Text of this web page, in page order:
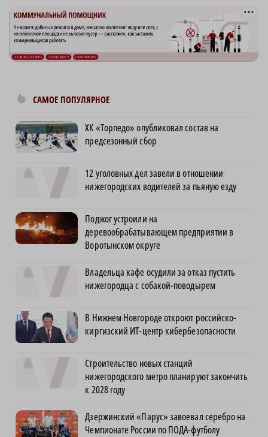
САМОЕ ПОПУЛЯРНОЕ
ХК «Торпедо» опубликовал состав на
предсезонный сбор
12 уголовных дел завели в отношении
нижегородских водителей за пьяную езду
Поджог устроили на
деревообрабатывающем предприятии в
Воротынском округе
Владельца кафе осудили за отказ пустить
нижегородца с собакой-поводырем
В Нижнем Новгороде откроют российско-
киргизский ИТ-центр кибербезопасности
Строительство новых станций
нижегородского метро планируют закончить
к 2028 году
Дзержинский «Парус» завоевал серебро на
Чемпионате России по ПОДА-футболу